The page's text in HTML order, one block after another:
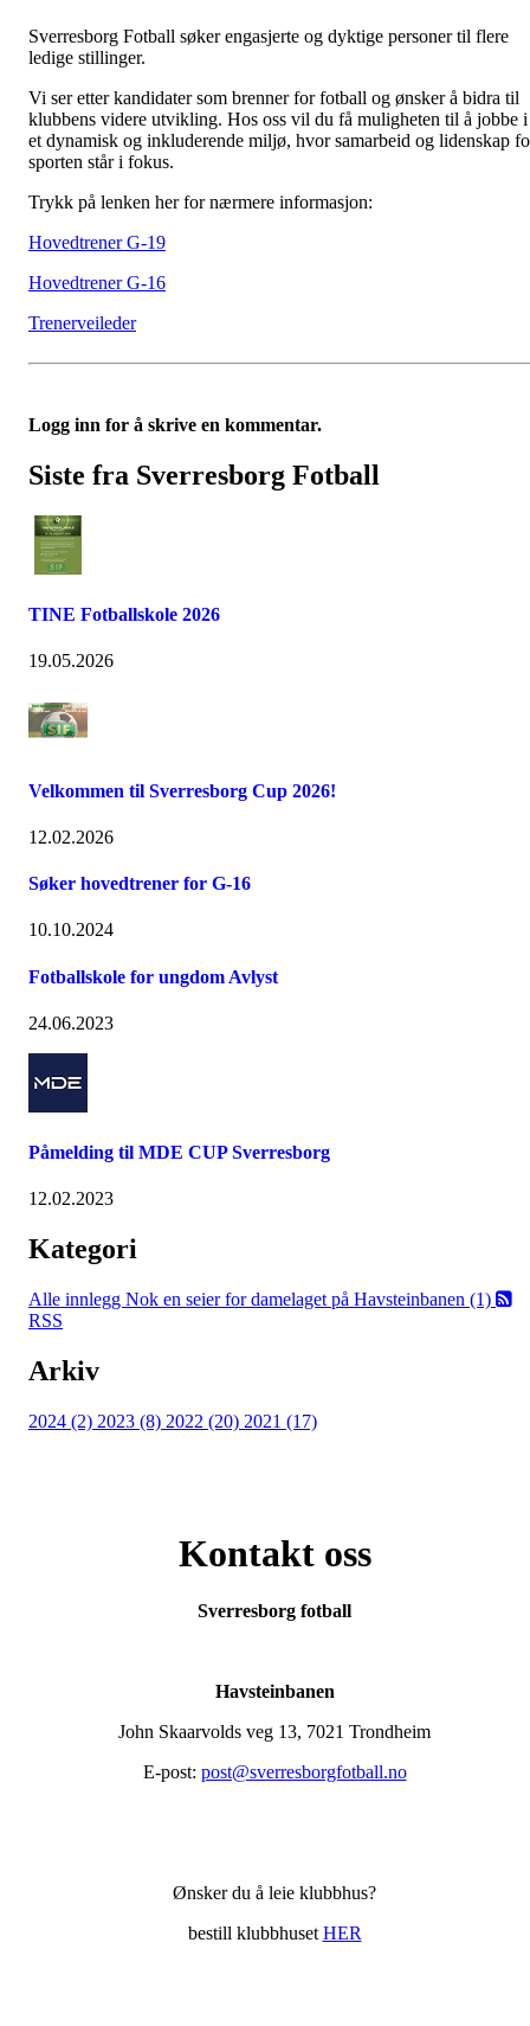
Sverresborg Fotball søker engasjerte og dyktige personer til flere
ledige stillinger.
Vi ser etter kandidater som brenner for fotball og ønsker å bidra til
klubbens videre utvikling. Hos oss vil du få muligheten til å jobbe i
et dynamisk og inkluderende miljø, hvor samarbeid og lidenskap
sporten står i fokus.
Trykk på lenken her for nærmere informasjon:
Hovedtrener G-19
Hovedtrener G-16
Trenerveileder
Logg inn for å skrive en kommentar.
Siste fra Sverresborg Fotball
TINE Fotballskole 2026
19.05.2026
Velkommen til Sverresborg Cup 2026!
12.02.2026
Søker hovedtrener for G-16
10.10.2024
Fotballskole for ungdom Avlyst
24.06.2023
Påmelding til MDE CUP Sverresborg
12.02.2023
Kategori
Alle innlegg Nok en seier for damelaget på Havsteinbanen (1)
RSS
Arkiv
2024 (2) 2023 (8) 2022 (20) 2021 (17)
Kontakt oss
Sverresborg fotball
Havsteinbanen
John Skaarvolds veg 13, 7021 Trondheim
E-post: post@sverresborgfotball.no
Ønsker du å leie klubbhus?
bestill klubbhuset HER